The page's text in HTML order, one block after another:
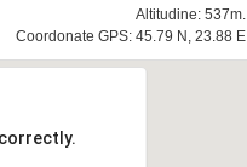
Altitudine: 537m.
Coordonate GPS: 45.79 N, 23.88 E